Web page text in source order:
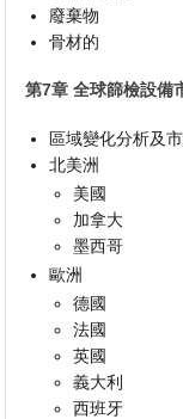
廢棄物
骨材的
第7章 全球篩檢設備
區域變化分析及
北美洲
美國
加拿大
墨西哥
歐洲
德國
法國
英國
義大利
西班牙